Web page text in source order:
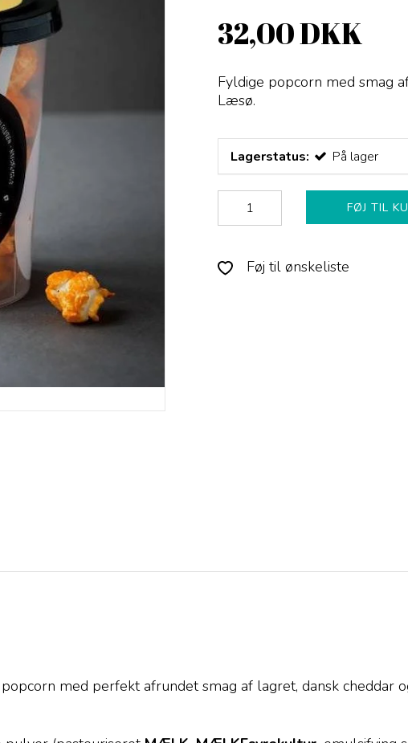
32,00 DKK
Fyldige popcorn med smag
Læsø.
Lagerstatus: På lager
FØJ TIL
Føj til ønskeliste
med perfekt afrundet smag af lagret, dansk cheddar